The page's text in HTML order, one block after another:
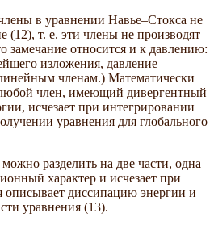
в уравнении Навье–Стокса не
(12), т. е. эти члены не производят
замечание относится и к давлению:
изложения, давление
членам.) Математически
любой член, имеющий дивергентный
исчезает при интегрировании
уравнения для глобального
разделить на две части, одна
характер и исчезает при
описывает диссипацию энергии и
уравнения (13).